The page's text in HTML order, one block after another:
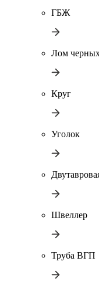
ГБЖ
Лом
Круг
Уголок
Швеллер
Труба ВГП